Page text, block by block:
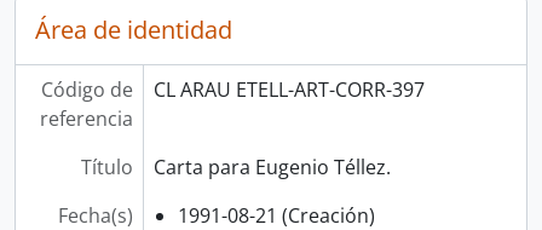
Área de identidad
Código de
referencia
CL ARAU ETELL-ART-CORR-397
Título
Carta para Eugenio Téllez.
Fecha(s)
1991-08-21 (Creación)